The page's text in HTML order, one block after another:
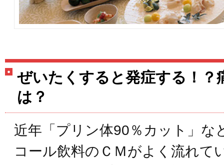
ぜいたくすると発症する！？
は？
近年「プリン体90％カット」な
コール飲料のＣＭがよく流れて